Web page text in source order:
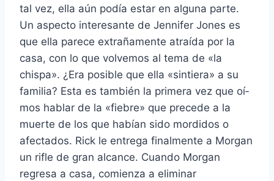
tal vez, ella aún podí­a estar en alguna parte.
Un aspecto interesante de Jennifer Jones es
que ella parece extrañamente atraí­da por la
casa, con lo que volvemos al tema de «la
chispa». ¿Era posible que ella «sintiera» a su
familia? Esta es también la primera vez que oí­
mos hablar de la «fiebre» que precede a la
muerte de los que habí­an sido mordidos o
afectados. Rick le entrega finalmente a Morgan
un rifle de gran alcance. Cuando Morgan
regresa a casa, comienza a eliminar